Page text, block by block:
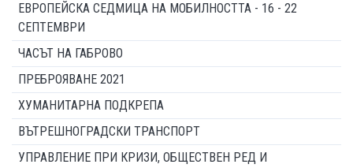
ЕВРОПЕЙСКА СЕДМИЦА НА МОБИЛНОСТТА - 16 - 22
СЕПТЕМВРИ
ЧАСЪТ НА ГАБРОВО
ПРЕБРОЯВАНЕ 2021
ХУМАНИТАРНА ПОДКРЕПА
ВЪТРЕШНОГРАДСКИ ТРАНСПОРТ
УПРАВЛЕНИЕ ПРИ КРИЗИ, ОБЩЕСТВЕН РЕД И